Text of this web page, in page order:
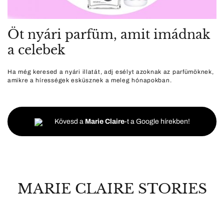
Öt nyári parfüm, amit imádnak
a celebek
Ha még keresed a nyári illatát, adj esélyt azoknak az parfümöknek,
amikre a hírességek esküsznek a meleg hónapokban.
Kövesd a Marie Claire-t a Google hírekben!
MARIE CLAIRE STORIES